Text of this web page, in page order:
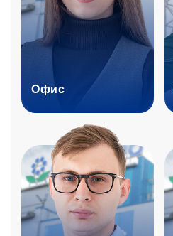
Офис